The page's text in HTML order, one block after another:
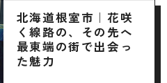
北海道根室市｜花咲
く線路の、その先へ
最東端の街で出会っ
た魅力